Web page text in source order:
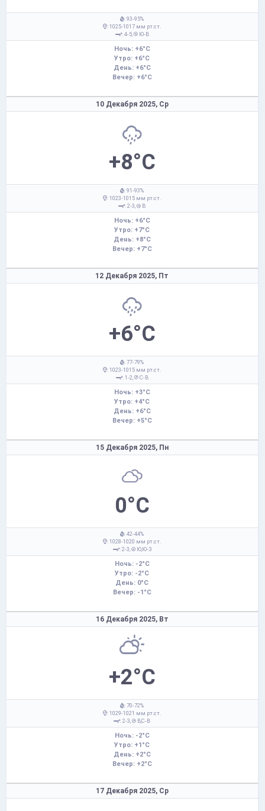
: 93-95%
: 1025-1017 мм рт.ст.
: 4-5,
Ю-В
Ночь: +6°C
Утро: +6°C
День: +6°C
Вечер: +6°C
10 Декабря 2025, Ср
+8°C
: 91-93%
: 1023-1015 мм рт.ст.
: 2-3,
В
Ночь: +6°C
Утро: +7°C
День: +8°C
Вечер: +7°C
12 Декабря 2025, Пт
+6°C
: 77-79%
: 1023-1015 мм рт.ст.
: 1-2,
С-В
Ночь: +3°C
Утро: +4°C
День: +6°C
Вечер: +5°C
15 Декабря 2025, Пн
0°C
: 42-44%
: 1028-1020 мм рт.ст.
: 2-3,
Ю,Ю-З
Ночь: -2°C
Утро: -2°C
День: 0°C
Вечер: -1°C
16 Декабря 2025, Вт
+2°C
: 70-72%
: 1029-1021 мм рт.ст.
: 2-3,
В,С-В
Ночь: -2°C
Утро: +1°C
День: +2°C
Вечер: +2°C
17 Декабря 2025, Ср